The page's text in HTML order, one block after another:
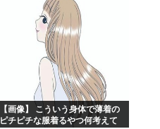
【画像】 こういう身体で薄着の
ピチピチな服着るやつ何考えて